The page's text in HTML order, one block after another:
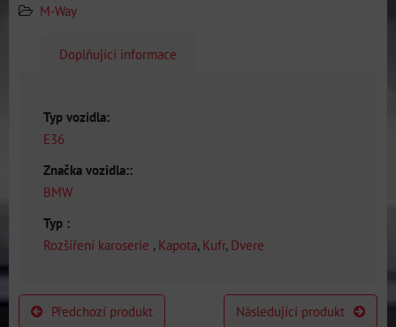
M-Way
Doplňující informace
Typ vozidla:
E36
Značka vozidla::
BMW
Typ :
Rozšíření karoserie , Kapota, Kufr, Dvere
Předchozí produkt Následující produkt